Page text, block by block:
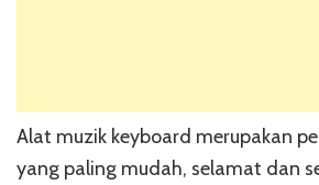
Alat muzik keyboard merupakan
yang paling mudah, selamat dan